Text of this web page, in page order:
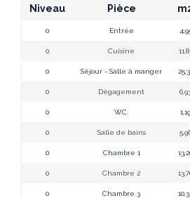
Niveau Pièce
0 Entrée
0 Cuisine
0 Séjour - Salle à manger
0 Dégagement
0 W.C. 1,19
0 Salle de bains
0 Chambre 1
0 Chambre 2
0 Chambre 3